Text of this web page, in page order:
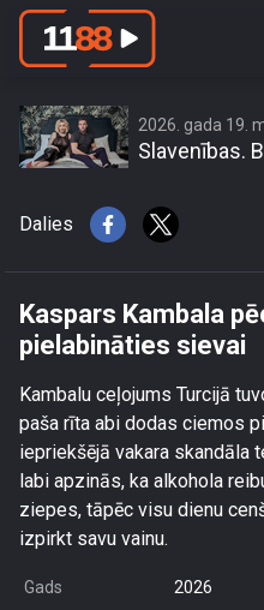
Kaspars
2026. gada 19.
Slavenības.
Dalies
Kaspars Kambala
pielabināties sievai
Kambalu ceļojums Turcijā
paša rīta abi dodas ciemos
iepriekšējā vakara skandāla
labi apzinās, ka alkohola
ziepes, tāpēc visu dienu
izpirkt savu vainu.
Gads 2026